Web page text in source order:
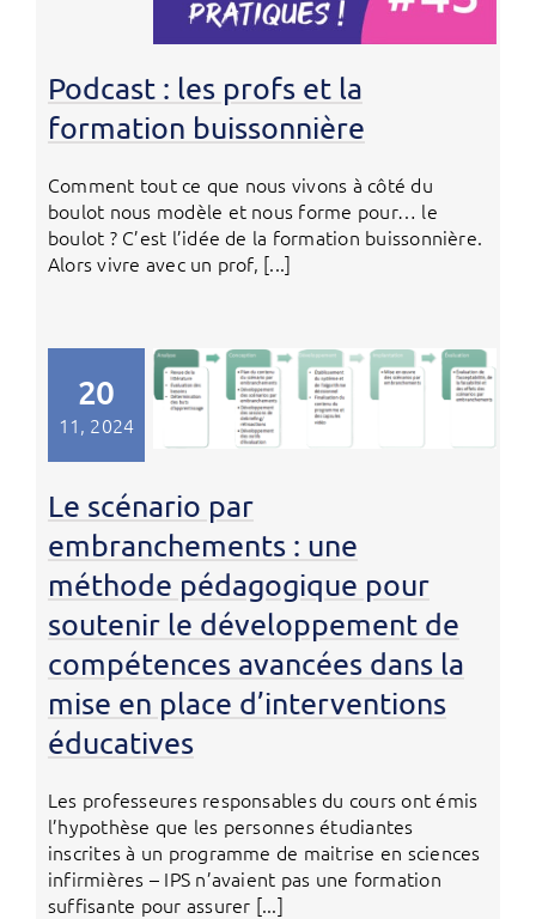
Podcast : les profs et la
formation buissonnière
Comment tout ce que nous vivons à côté du
boulot nous modèle et nous forme pour… le
boulot ? C’est l’idée de la formation buissonnière.
Alors vivre avec un prof, [...]
20
11, 2024
Le scénario par
embranchements : une
méthode pédagogique pour
soutenir le développement de
compétences avancées dans la
mise en place d’interventions
éducatives
Les professeures responsables du cours ont émis
l’hypothèse que les personnes étudiantes
inscrites à un programme de maitrise en sciences
infirmières – IPS n’avaient pas une formation
suffisante pour assurer [...]